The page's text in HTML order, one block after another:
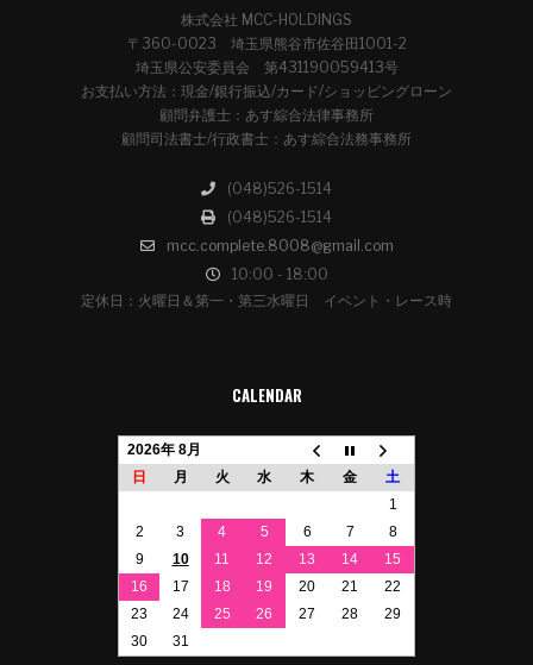
株式会社 MCC-HOLDINGS
〒360-0023 埼玉県熊谷市佐谷田1001-2
埼玉県公安委員会 第431190059413号
お支払い方法：現金/銀行振込/カード/ショッピングローン
顧問弁護士：あす綜合法律事務所
顧問司法書士/行政書士：あす綜合法務事務所
(048)526-1514
(048)526-1514
mcc.complete.8008@gmail.com
10:00 - 18:00
定休日：火曜日＆第一・第三水曜日 イベント・レース時
CALENDAR
2026年 8月
日
月 火 水 木 金
土
1
2
3 4 5 6 7
8
9
10 11 12 13 14
15
16
17 18 19 20 21
22
23
24 25 26 27 28
29
30
31